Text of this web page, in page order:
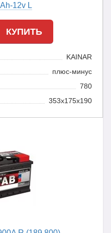
12v L
КУПИТЬ
KAINAR
плюс-минус
780
353x175x190